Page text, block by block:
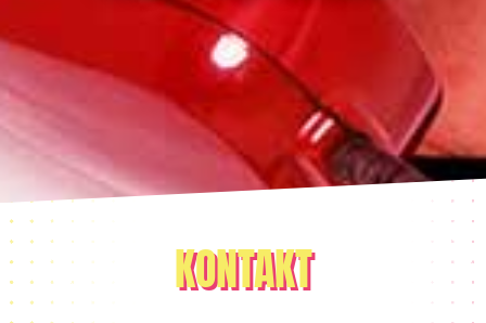
KONTAKT